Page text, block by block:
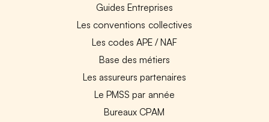
Guides Entreprises
Les conventions collectives
Les codes APE / NAF
Base des métiers
Les assureurs partenaires
Le PMSS par année
Bureaux CPAM